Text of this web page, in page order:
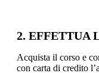
2. EFFETTUA
Acquista il corso e
con carta di credito